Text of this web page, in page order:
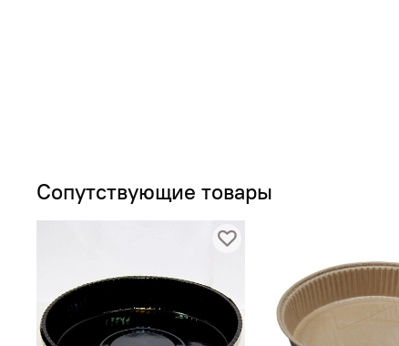
Сопутствующие товары